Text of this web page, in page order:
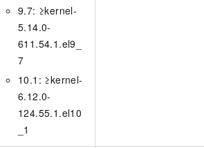
9.7: ≥kernel-
5.14.0-
611.54.1.el9_
7
10.1: ≥kernel-
6.12.0-
124.55.1.el10
_1